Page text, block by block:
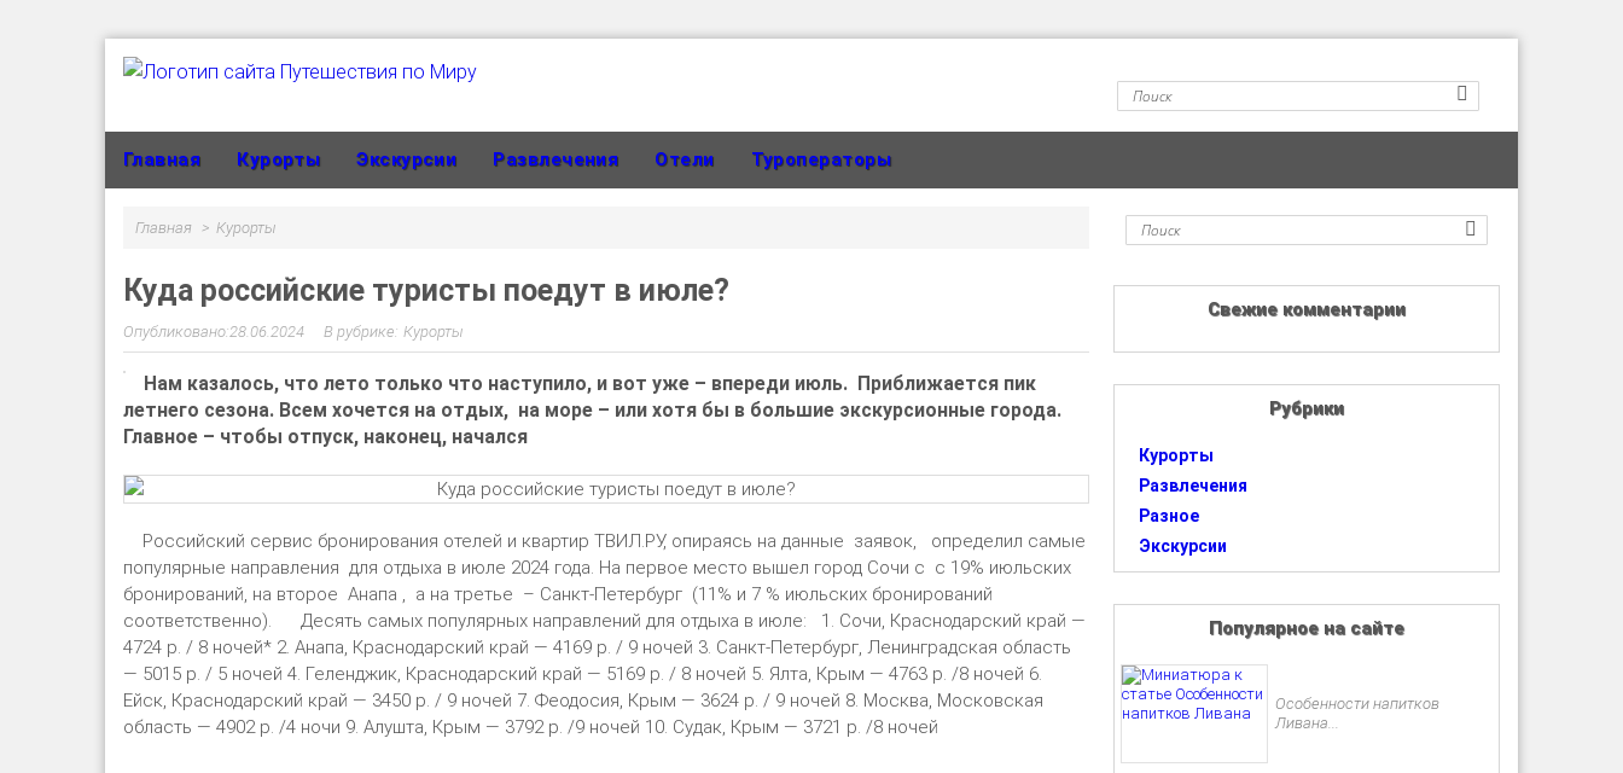
Главная Курорты Экскурсии Развлечения Отели Туроператоры
Главная Курорты
Куда российские туристы поедут в июле?
28.06.2024 Курорты
Нам казалось, что лето только что наступило, и вот уже – впереди июль. Приближается пик
летнего сезона. Всем хочется на отдых, на море – или хотя бы в большие экскурсионные города.
Главное – чтобы отпуск, наконец, начался
Российский сервис бронирования отелей и квартир ТВИЛ.РУ, опираясь на данные заявок, определил самые
популярные направления для отдыха в июле 2024 года. На первое место вышел город Сочи с с 19% июльских
бронирований, на второе Анапа , а на третье – Санкт-Петербург (11% и 7 % июльских бронирований
соответственно). Десять самых популярных направлений для отдыха в июле: 1. Сочи, Краснодарский край ―
4724 р. / 8 ночей* 2. Анапа, Краснодарский край ― 4169 р. / 9 ночей 3. Санкт-Петербург, Ленинградская область
― 5015 р. / 5 ночей 4. Геленджик, Краснодарский край ― 5169 р. / 8 ночей 5. Ялта, Крым ― 4763 р. /8 ночей 6.
Ейск, Краснодарский край ― 3450 р. / 9 ночей 7. Феодосия, Крым ― 3624 р. / 9 ночей 8. Москва, Московская
область ― 4902 р. /4 ночи 9. Алушта, Крым ― 3792 р. /9 ночей 10. Судак, Крым ― 3721 р. /8 ночей
Свежие комментарии
Рубрики
Курорты
Развлечения
Разное
Экскурсии
Популярное на сайте
Особенности напитков
Ливана...